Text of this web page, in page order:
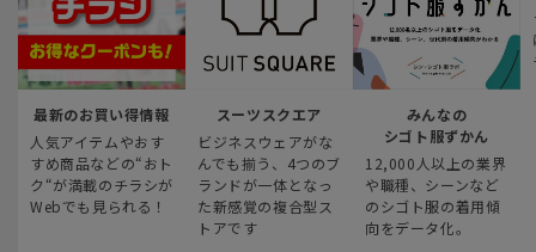
最新のお買い得情報
人気アイテムやおす
すめ商品などの“おト
ク“が満載のチラシが
Webでも見られる！
スーツスクエア
ビジネスウェアがな
んでも揃う、4つのブ
ランドが一体となっ
た新感覚の複合型ス
トアです
みんなの
シゴト服ずかん
12,000人以上の業界
や職種、シーンなど
のシゴト服の着用傾
向をデータ化。